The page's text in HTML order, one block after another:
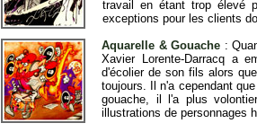
travail en étant trop élevé
exceptions pour les clients
Aquarelle & Gouache :
Xavier Lorente-Darracq a
d'écolier de son fils alors
toujours. Il n'a cependant
gouache, il l'a plus
illustrations de personnages